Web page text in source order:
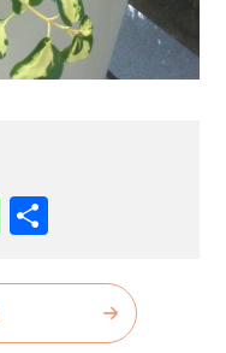
Li
e